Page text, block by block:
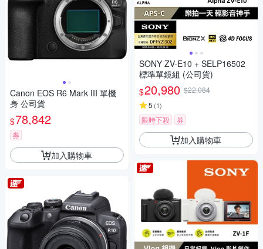
Canon EOS R6 Mark III 單機
身 公司貨
$78,842
券
加入購物車
SONY ZV-E10 + SELP16502
標準單鏡組 (公司貨)
$20,980 $22,084
5 (1)
限時下殺 券
加入購物車